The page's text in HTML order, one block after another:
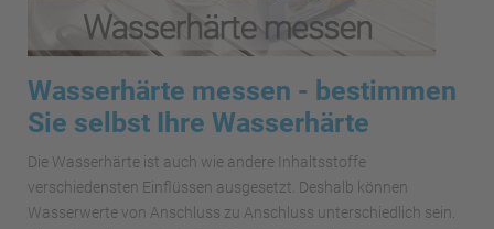
Wasserhärte messen - bestimmen
Sie selbst Ihre Wasserhärte
Die Wasserhärte ist auch wie andere Inhaltsstoffe
verschiedensten Einflüssen ausgesetzt. Deshalb können
Wasserwerte von Anschluss zu Anschluss unterschiedlich sein.